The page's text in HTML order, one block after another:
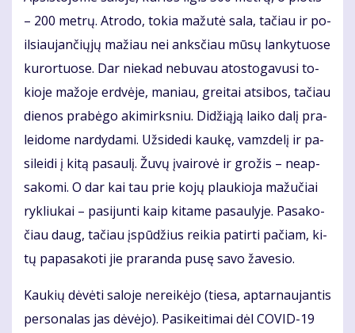
– 200 met­rų. At­ro­do, to­kia ma­žu­tė sa­la, ta­čiau ir po­
il­siau­jan­čių­jų ma­žiau nei anks­čiau mū­sų lan­ky­tuo­se
ku­ror­tuo­se. Dar nie­kad ne­bu­vau atos­to­ga­vu­si to­
kio­je ma­žo­je erd­vė­je, ma­niau, grei­tai at­si­bos, ta­čiau
die­nos pra­bė­go aki­mirks­niu. Di­dži­ą­ją lai­ko da­lį pra­
lei­do­me nar­dy­da­mi. Už­si­de­di kau­kę, vamz­de­lį ir pa­
si­lei­di į ki­tą pa­sau­lį. Žu­vų įvai­ro­vė ir gro­žis – ne­ap­
sa­ko­mi. O dar kai tau prie ko­jų plau­kio­ja ma­žu­čiai
ryk­liu­kai – pa­si­jun­ti kaip ki­ta­me pa­sau­ly­je. Pa­sa­ko­
čiau daug, ta­čiau įspū­džius rei­kia pa­tir­ti pa­čiam, ki­
tų pa­pa­sa­ko­ti jie pra­ran­da pu­sę sa­vo ža­ve­sio.
Kau­kių dė­vė­ti sa­lo­je ne­rei­kė­jo (tie­sa, ap­tar­nau­jan­tis
per­so­na­las jas dė­vė­jo). Pa­si­kei­ti­mai dėl CO­VID-19